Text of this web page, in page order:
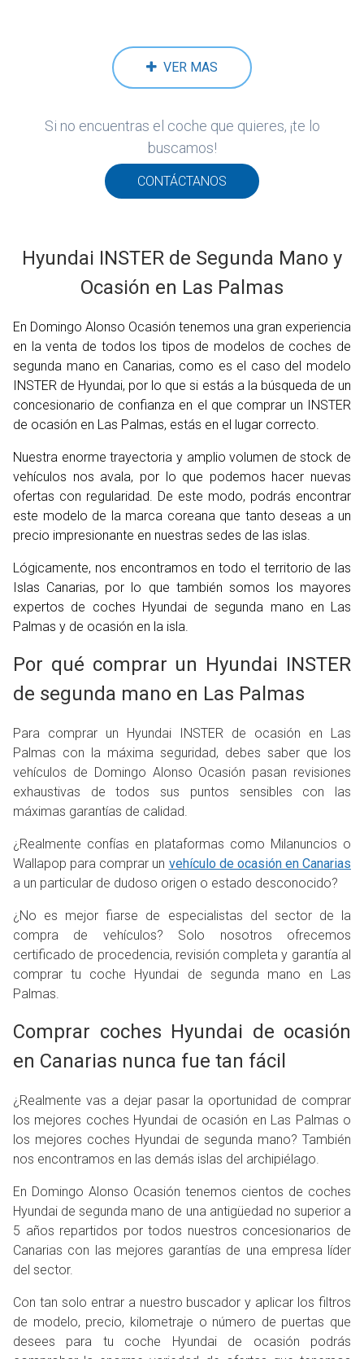
VER MAS
Si no encuentras el coche que quieres, ¡te lo
buscamos!
CONTÁCTANOS
Hyundai INSTER de Segunda Mano y
Ocasión en Las Palmas
En Domingo Alonso Ocasión tenemos una gran experiencia
en la venta de todos los tipos de modelos de coches de
segunda mano en Canarias, como es el caso del modelo
INSTER de Hyundai, por lo que si estás a la búsqueda de un
concesionario de confianza en el que comprar un INSTER
de ocasión en Las Palmas, estás en el lugar correcto.
Nuestra enorme trayectoria y amplio volumen de stock de
vehículos nos avala, por lo que podemos hacer nuevas
ofertas con regularidad. De este modo, podrás encontrar
este modelo de la marca coreana que tanto deseas a un
precio impresionante en nuestras sedes de las islas.
Lógicamente, nos encontramos en todo el territorio de las
Islas Canarias, por lo que también somos los mayores
expertos de coches Hyundai de segunda mano en Las
Palmas y de ocasión en la isla.
Por qué comprar un Hyundai INSTER
de segunda mano en Las Palmas
Para comprar un Hyundai INSTER de ocasión en Las
Palmas con la máxima seguridad, debes saber que los
vehículos de Domingo Alonso Ocasión pasan revisiones
exhaustivas de todos sus puntos sensibles con las
máximas garantías de calidad.
¿Realmente confías en plataformas como Milanuncios o
Wallapop para comprar un vehículo de ocasión en Canarias
a un particular de dudoso origen o estado desconocido?
¿No es mejor fiarse de especialistas del sector de la
compra de vehículos? Solo nosotros ofrecemos
certificado de procedencia, revisión completa y garantía al
comprar tu coche Hyundai de segunda mano en Las
Palmas.
Comprar coches Hyundai de ocasión
en Canarias nunca fue tan fácil
¿Realmente vas a dejar pasar la oportunidad de comprar
los mejores coches Hyundai de ocasión en Las Palmas o
los mejores coches Hyundai de segunda mano? También
nos encontramos en las demás islas del archipiélago.
En Domingo Alonso Ocasión tenemos cientos de coches
Hyundai de segunda mano de una antigüedad no superior a
5 años repartidos por todos nuestros concesionarios de
Canarias con las mejores garantías de una empresa líder
del sector.
Con tan solo entrar a nuestro buscador y aplicar los filtros
de modelo, precio, kilometraje o número de puertas que
desees para tu coche Hyundai de ocasión podrás